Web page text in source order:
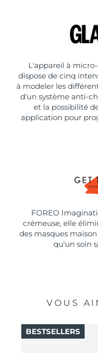
L'appareil à
dispose de cinq
à modeler les
d'un système anti-
et la possibilité
application pour
FOREO
crémeuse, elle
des masques
qu'un soin
VOUS
BESTSELLERS